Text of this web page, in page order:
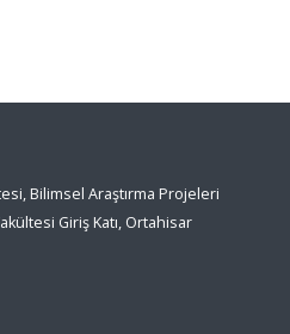
Bilimsel Araştırma Projeleri
Giriş Katı, Ortahisar